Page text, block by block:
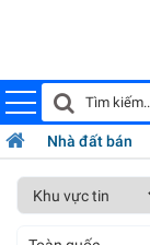
Nhà đất bán